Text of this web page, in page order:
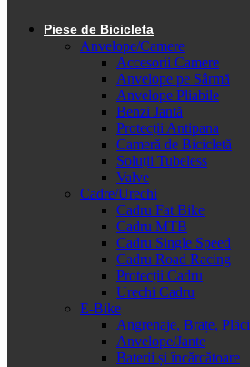
Piese de Bicicleta
Anvelope/Camere
Accesorii Camere
Anvelope pe Sârmă
Anvelope Pliabile
Benzi Jantă
Protecții Antipana
Cameră de Bicicletă
Soluții Tubeless
Valve
Cadre/Urechi
Cadru Fat Bike
Cadru MTB
Cadru Single Speed
Cadru Road Racing
Protecții Cadru
Urechi Cadru
E-Bike
Angrenaje, Brațe, Plăci
Anvelope/Jante
Baterii și încărcătoare